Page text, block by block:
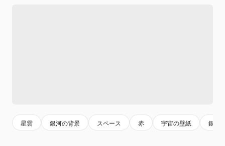
星雲 銀河の背景 スペース 赤 宇宙の壁紙 銀河